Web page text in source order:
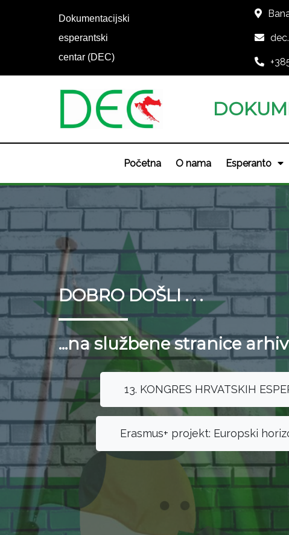
Dokumentacijski
esperantski
centar (DEC)
Početna O nama Esperanto
DOBRO DOŠLI . . .
...na službene stranice
13. KONGRES HRVATSKIH
Erasmus+ projekt: Europski